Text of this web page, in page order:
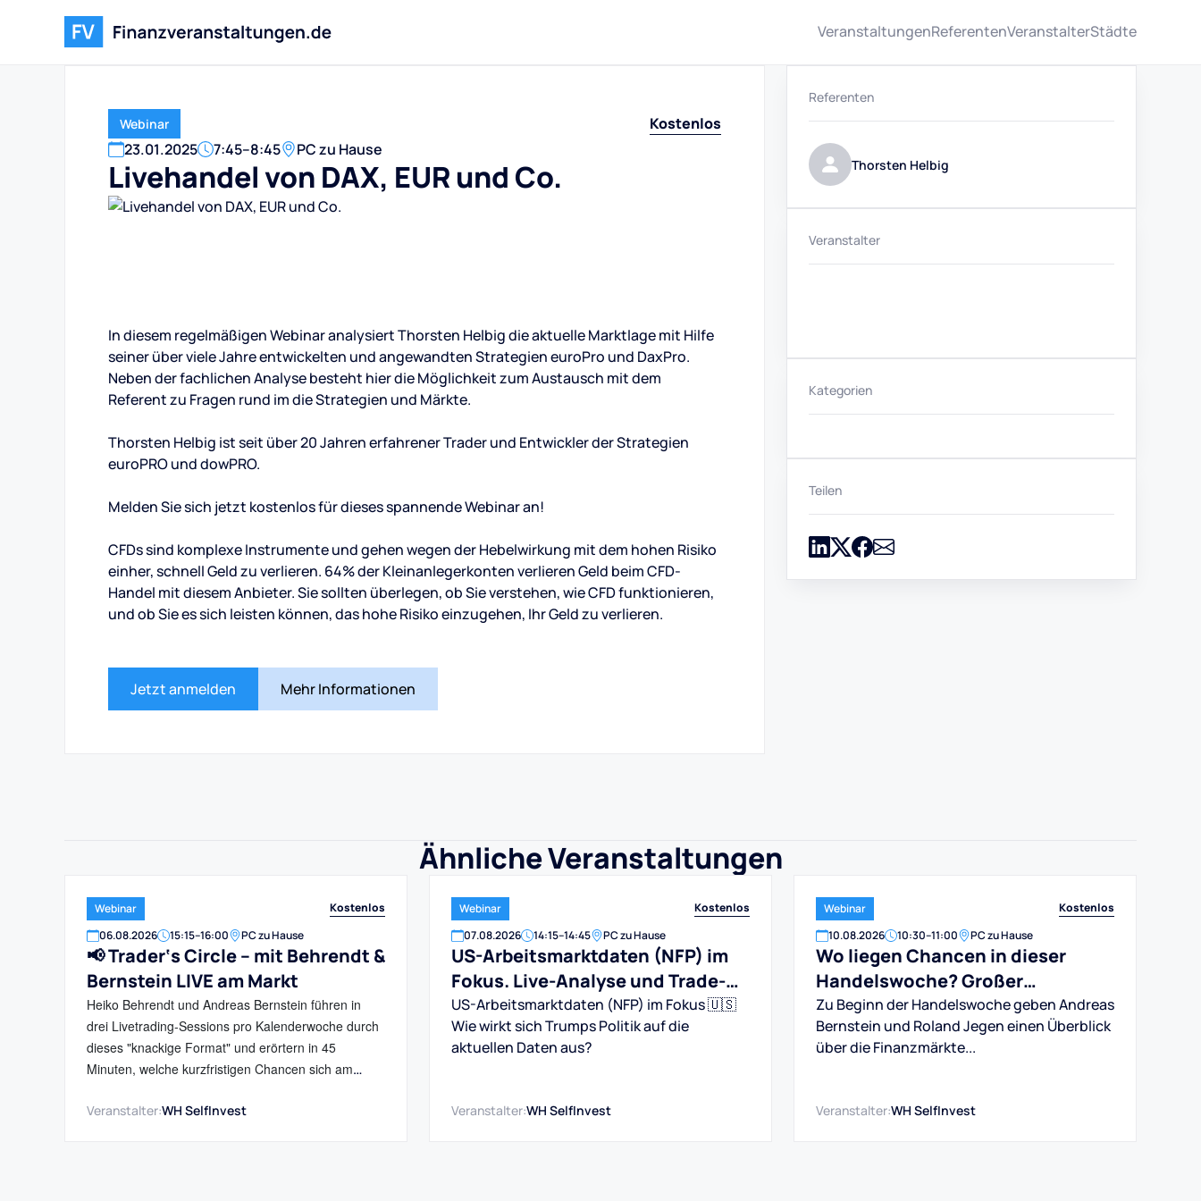
VeranstaltungenReferentenVeranstalterStädte
Webinar
Kostenlos
23.01.2025 7:45–8:45 PC zu Hause
Livehandel von DAX, EUR und Co.
In diesem regelmäßigen Webinar analysiert Thorsten Helbig die aktuelle Marktlage mit Hilfe
seiner über viele Jahre entwickelten und angewandten Strategien euroPro und DaxPro.
Neben der fachlichen Analyse besteht hier die Möglichkeit zum Austausch mit dem
Referent zu Fragen rund im die Strategien und Märkte.
Thorsten Helbig ist seit über 20 Jahren erfahrener Trader und Entwickler der Strategien
euroPRO und dowPRO.
Melden Sie sich jetzt kostenlos für dieses spannende Webinar an!
CFDs sind komplexe Instrumente und gehen wegen der Hebelwirkung mit dem hohen Risiko
einher, schnell Geld zu verlieren. 64% der Kleinanlegerkonten verlieren Geld beim CFD-
Handel mit diesem Anbieter. Sie sollten überlegen, ob Sie verstehen, wie CFD funktionieren,
und ob Sie es sich leisten können, das hohe Risiko einzugehen, Ihr Geld zu verlieren.
Jetzt anmelden Mehr Informationen
Referenten
Thorsten Helbig
Veranstalter
Kategorien
Teilen
Ähnliche Veranstaltungen
Webinar
Kostenlos
06.08.2026 15:15–16:00 PC zu Hause
📢 Trader‘s Circle – mit Behrendt &
Bernstein LIVE am Markt
Heiko Behrendt und Andreas Bernstein führen in
drei Livetrading-Sessions pro Kalenderwoche durch
dieses "knackige Format" und erörtern in 45
Minuten, welche kurzfristigen Chancen sich am
Veranstalter:WH SelfInvest
Webinar
Kostenlos
07.08.2026 14:15–14:45 PC zu Hause
US-Arbeitsmarktdaten (NFP) im
Fokus. Live-Analyse und Trade-
Ideen.
US-Arbeitsmarktdaten (NFP) im Fokus 🇺🇸
Wie wirkt sich Trumps Politik auf die
aktuellen Daten aus?
Veranstalter:WH SelfInvest
Webinar
Kostenlos
10.08.2026 10:30–11:00 PC zu Hause
Wo liegen Chancen in dieser
Handelswoche? Großer
Marktausblick für DAX, Dow, Gold
und Aktien
Zu Beginn der Handelswoche geben Andreas
Bernstein und Roland Jegen einen Überblick
über die Finanzmärkte...
Veranstalter:WH SelfInvest